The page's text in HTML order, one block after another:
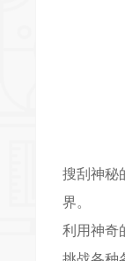
搜刮神秘
界。
利用神奇